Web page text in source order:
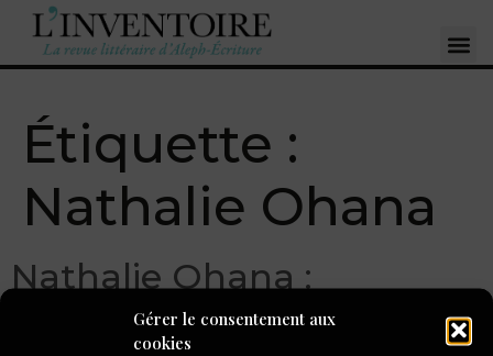
Gérer le consentement aux
cookies
Étiquette :
Nathalie Ohana
Nathalie Ohana :
« Réveiller ma mère »